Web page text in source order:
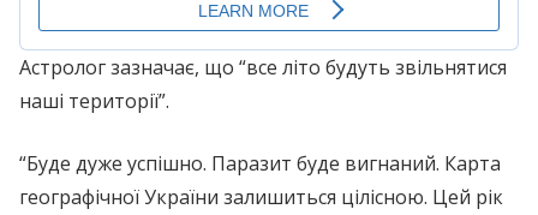
Астролог зазначає, що “все літо будуть звільнятися
наші території”.
“Буде дуже успішно. Паразит буде вигнаний. Карта
географічної України залишиться цілісною. Цей рік